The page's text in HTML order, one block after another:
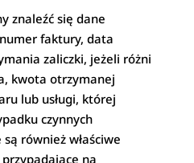
znaleźć się dane
faktury, data
zaliczki, jeżeli różni
kwota otrzymanej
lub usługi, której
czynnych
również właściwe
na